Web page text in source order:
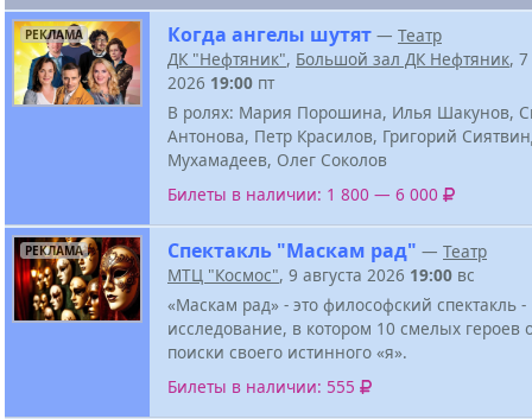
РЕКЛАМА Когда ангелы шутят — Театр
ДК "Нефтяник", Большой зал ДК Нефтяник, 7
2026 19:00 пт
В ролях: Мария Порошина, Илья Шакунов,
Антонова, Петр Красилов, Григорий
Мухамадеев, Олег Соколов
Билеты в наличии: 1 800 — 6 000
РЕКЛАМА Спектакль "Маскам рад" — Театр
МТЦ "Космос", 9 августа 2026 19:00 вс
«Маскам рад» - это философский спектакль -
исследование, в котором 10 смелых героев
поиски своего истинного «я».
Билеты в наличии: 555